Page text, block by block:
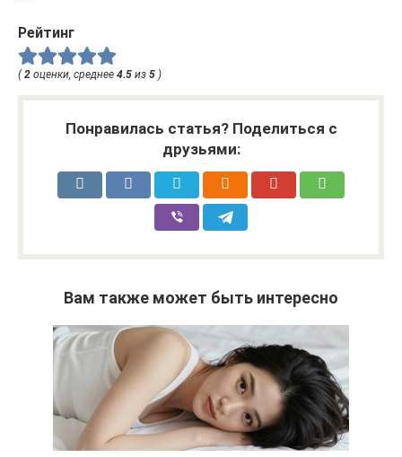
Рейтинг
( 2 оценки, среднее 4.5 из 5 )
Понравилась статья? Поделиться с
друзьями:
Вам также может быть интересно